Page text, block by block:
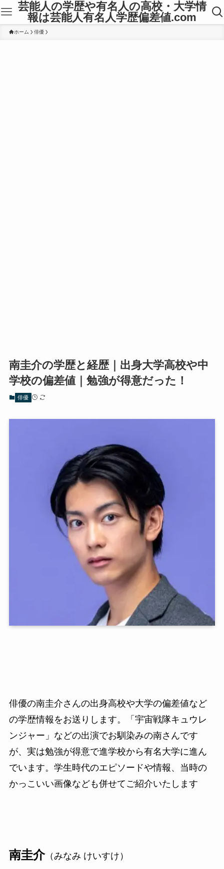
芸能人の学歴や有名人の高校・大学情
報は芸能人有名人学歴偏差値.com
ホーム 俳優
南圭介の学歴と経歴｜出身大学高校や中
学校の偏差値｜勉強が得意だった！
俳優
俳優の南圭介さんの出身高校や大学の偏差値など
の学歴情報をお送りします。「宇宙戦隊キュウレ
ンジャー」などの出演でお馴染みの南さんです
が、実は勉強が得意で進学校から有名大学に進ん
でいます。学生時代のエピソードや情報、当時の
かっこいい画像なども併せてご紹介いたします
南圭介（みなみ けいすけ）